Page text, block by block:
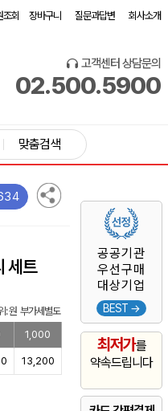
조회 장바구니 질문과답변 회사소개
고객센터 상담문의
02.500.5900
공공기관
우선구매
대상기업
BEST →
최저가를
약속드립니다
맞춤검색
세트
: 원 부가세별도
1,000
13,200